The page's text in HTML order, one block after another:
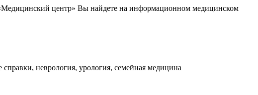
центр» Вы найдете на информационном медицинском
неврология, урология, семейная медицина